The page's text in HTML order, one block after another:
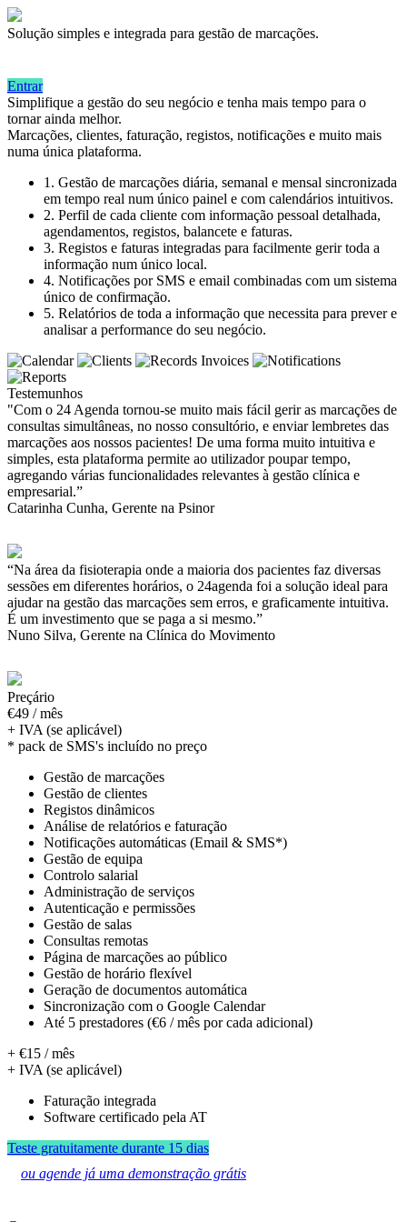
Solução simples e integrada para gestão de marcações.
Entrar
Simplifique a gestão do seu negócio e tenha mais tempo para o
tornar ainda melhor.
Marcações, clientes, faturação, registos, notificações e muito mais
numa única plataforma.
1. Gestão de marcações diária, semanal e mensal sincronizada
em tempo real num único painel e com calendários intuitivos.
2. Perfil de cada cliente com informação pessoal detalhada,
agendamentos, registos, balancete e faturas.
3. Registos e faturas integradas para facilmente gerir toda a
informação num único local.
4. Notificações por SMS e email combinadas com um sistema
único de confirmação.
5. Relatórios de toda a informação que necessita para prever e
analisar a performance do seu negócio.
Testemunhos
"Com o 24 Agenda tornou-se muito mais fácil gerir as marcações de
consultas simultâneas, no nosso consultório, e enviar lembretes das
marcações aos nossos pacientes! De uma forma muito intuitiva e
simples, esta plataforma permite ao utilizador poupar tempo,
agregando várias funcionalidades relevantes à gestão clínica e
empresarial.”
Catarinha Cunha, Gerente na Psinor
“Na área da fisioterapia onde a maioria dos pacientes faz diversas
sessões em diferentes horários, o 24agenda foi a solução ideal para
ajudar na gestão das marcações sem erros, e graficamente intuitiva.
É um investimento que se paga a si mesmo.”
Nuno Silva, Gerente na Clínica do Movimento
Preçário
€49 / mês
+ IVA (se aplicável)
* pack de SMS's incluído no preço
Gestão de marcações
Gestão de clientes
Registos dinâmicos
Análise de relatórios e faturação
Notificações automáticas (Email & SMS*)
Gestão de equipa
Controlo salarial
Administração de serviços
Autenticação e permissões
Gestão de salas
Consultas remotas
Página de marcações ao público
Gestão de horário flexível
Geração de documentos automática
Sincronização com o Google Calendar
Até 5 prestadores (€6 / mês por cada adicional)
+ €15 / mês
+ IVA (se aplicável)
Faturação integrada
Software certificado pela AT
Teste gratuitamente durante 15 dias
ou agende já uma demonstração grátis